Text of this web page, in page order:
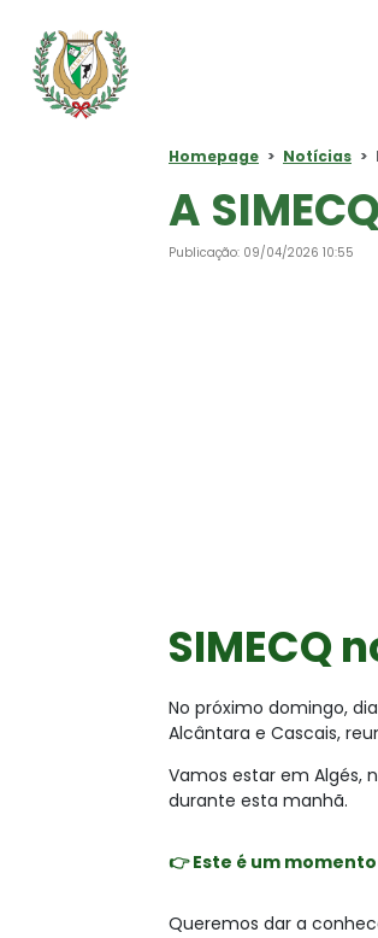
Homepage Notícias
A
Publicação: 09/04/2026 10:55
SIMECQ
No próximo domingo,
Alcântara e Cascais,
Vamos estar em Algés,
durante esta manhã.
👉 Este é um
Queremos dar a